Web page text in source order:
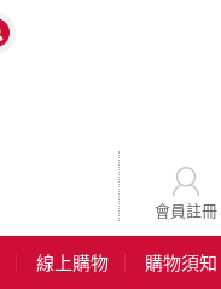
會員註冊
線上購物 購物須知